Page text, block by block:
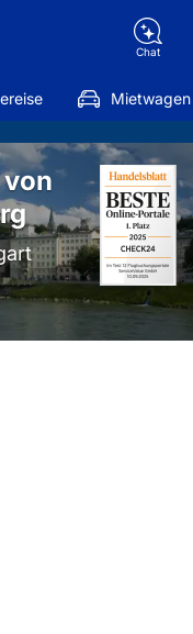
Chat
Mietwagen